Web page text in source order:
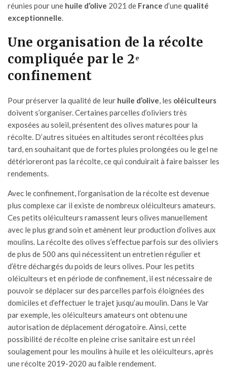
réunies pour une huile d’olive 2021 de France d’une qualité
exceptionnelle.
Une organisation de la récolte
compliquée par le 2 e
confinement
Pour préserver la qualité de leur huile d’olive, les oléiculteurs
doivent s’organiser. Certaines parcelles d’oliviers très
exposées au soleil, présentent des olives matures pour la
récolte. D’autres situées en altitudes seront récoltées plus
tard, en souhaitant que de fortes pluies prolongées ou le gel ne
détérioreront pas la récolte, ce qui conduirait à faire baisser les
rendements.
Avec le confinement, l’organisation de la récolte est devenue
plus complexe car il existe de nombreux oléiculteurs amateurs.
Ces petits oléiculteurs ramassent leurs olives manuellement
avec le plus grand soin et amènent leur production d’olives aux
moulins. La récolte des olives s’effectue parfois sur des oliviers
de plus de 500 ans qui nécessitent un entretien régulier et
d’être déchargés du poids de leurs olives. Pour les petits
oléiculteurs et en période de confinement, il est nécessaire de
pouvoir se déplacer sur des parcelles parfois éloignées des
domiciles et d’effectuer le trajet jusqu’au moulin. Dans le Var
par exemple, les oléiculteurs amateurs ont obtenu une
autorisation de déplacement dérogatoire. Ainsi, cette
possibilité de récolte en pleine crise sanitaire est un réel
soulagement pour les moulins à huile et les oléiculteurs, après
une récolte 2019-2020 au faible rendement.